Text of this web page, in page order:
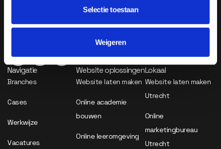
Selectie toestaan
Weigeren
zijn de agency die de opleiders van Nederland vooruit helpen.
Navigatie
Branches
Cases
Werkwijze
Vacatures
Website oplossingen
Website laten maken
Online academie
bouwen
Online leeromgeving
Lokaal
Website laten maken
Utrecht
Online
marketingbureau
Utrecht